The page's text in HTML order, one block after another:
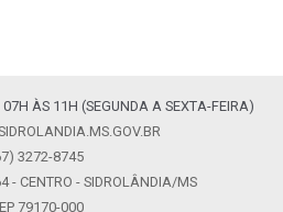
ÀS 11H (SEGUNDA A SEXTA-FEIRA)
3272-8745
- CENTRO - SIDROLÂNDIA/MS
79170-000